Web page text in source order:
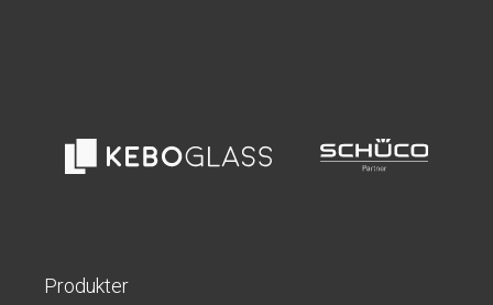
Produkter